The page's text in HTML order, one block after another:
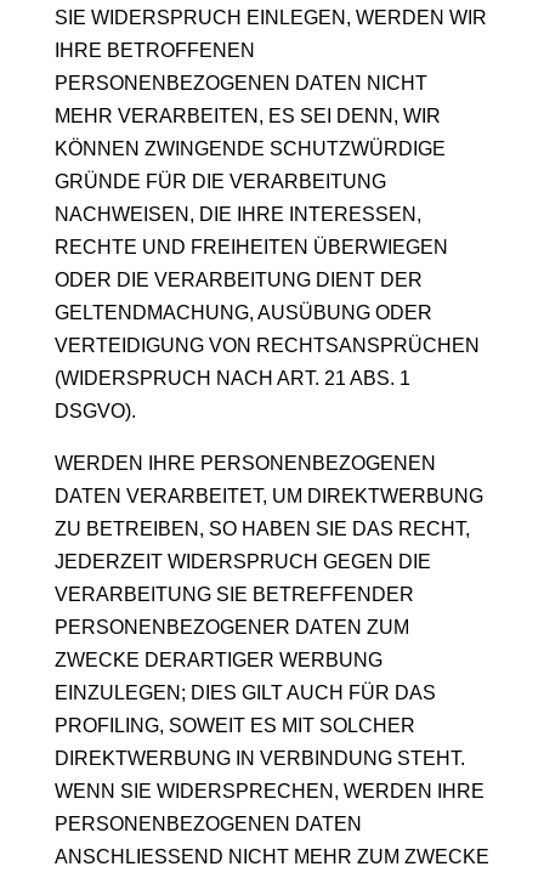
SIE WIDERSPRUCH EINLEGEN, WERDEN WIR
IHRE BETROFFENEN
PERSONENBEZOGENEN DATEN NICHT
MEHR VERARBEITEN, ES SEI DENN, WIR
KÖNNEN ZWINGENDE SCHUTZWÜRDIGE
GRÜNDE FÜR DIE VERARBEITUNG
NACHWEISEN, DIE IHRE INTERESSEN,
RECHTE UND FREIHEITEN ÜBERWIEGEN
ODER DIE VERARBEITUNG DIENT DER
GELTENDMACHUNG, AUSÜBUNG ODER
VERTEIDIGUNG VON RECHTSANSPRÜCHEN
(WIDERSPRUCH NACH ART. 21 ABS. 1
DSGVO).
WERDEN IHRE PERSONENBEZOGENEN
DATEN VERARBEITET, UM DIREKTWERBUNG
ZU BETREIBEN, SO HABEN SIE DAS RECHT,
JEDERZEIT WIDERSPRUCH GEGEN DIE
VERARBEITUNG SIE BETREFFENDER
PERSONENBEZOGENER DATEN ZUM
ZWECKE DERARTIGER WERBUNG
EINZULEGEN; DIES GILT AUCH FÜR DAS
PROFILING, SOWEIT ES MIT SOLCHER
DIREKTWERBUNG IN VERBINDUNG STEHT.
WENN SIE WIDERSPRECHEN, WERDEN IHRE
PERSONENBEZOGENEN DATEN
ANSCHLIESSEND NICHT MEHR ZUM ZWECKE